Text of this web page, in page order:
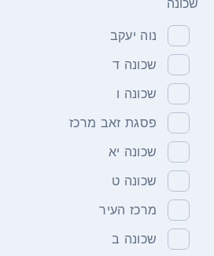
נוה יעקב
שכונה ד
שכונה ו
פסגת זאב מרכז
שכונה יא
שכונה ט
מרכז העיר
שכונה ב